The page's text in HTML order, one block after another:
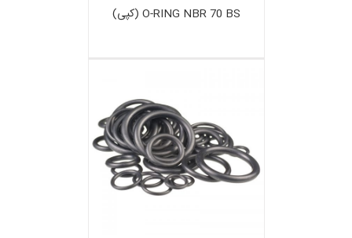
O-RING NBR 70 BS (کپی)